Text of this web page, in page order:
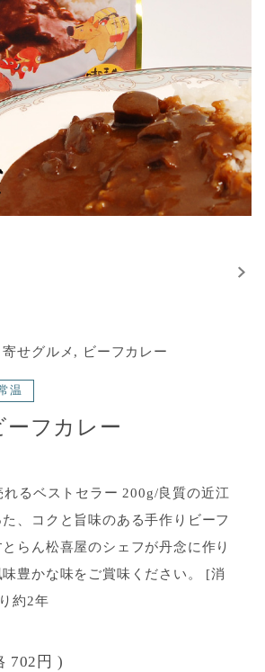
せグルメ, ビーフカレー
温
ーフカレー
るベストセラー 200g/良質の近江
、コクと旨味のある手作りビーフ
らん松喜屋のシェフが丹念に作り
豊かな味をご賞味ください。 [消
約2年
702円 )